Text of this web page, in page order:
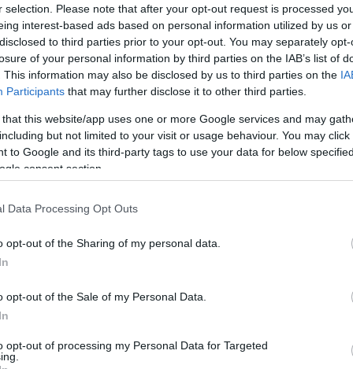
selection. Please note that after your opt-out request is processed
interest-based ads based on personal information utilized by us
to third parties prior to your opt-out. You may separately
of your personal information by third parties on the IAB’s list of
This information may also be disclosed by us to third parties on the
Participants that may further disclose it to other third parties.
that this website/app uses one or more Google services and may
but not limited to your visit or usage behaviour. You may
to Google and its third-party tags to use your data for below
consent section.
Data Processing Opt Outs
opt-out of the Sharing of my personal data.
opt-out of the Sale of my Personal Data.
opt-out of processing my Personal Data for Targeted
kiegészült TranzDanz és Kovács Gerzson Péter
revü a romokon, vurstli, óriáskerék és
(ártatlan) természet, gyászmise, peep-show,
imádata, Micky-Mao, háziáldás,
vadászkastély trófeákkal, a trickster
és párducmintában, kacagányban,
megnőttek a magasságok és mélyebbek
emelkedés sebessége is fokozódott, megnőtt a
a pátosz, az élvezet elektromos kisülése
ellenkezője is egy időben igaz. A fülsértő
a pillanatokra zsugorodott időben
örökéletet, az örök fiatalságot, a kirobbanó
sikert, a boldogságot, őrült tempóban még-
ez a nagy menetelés előre, minden
a munkát, különböző formációkban
zivatarban
trilógiája záró darabja.